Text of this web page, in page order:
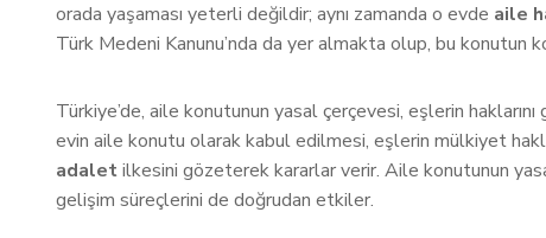
orada yaşaması yeterli değildir; aynı zamanda o evde aile
Türk Medeni Kanunu’nda da yer almakta olup, bu konutun
Türkiye’de, aile konutunun yasal çerçevesi, eşlerin
evin aile konutu olarak kabul edilmesi, eşlerin mülkiyet
adaletilkesini gözeterek kararlar verir. Aile konutunun
gelişim süreçlerini de doğrudan etkiler.